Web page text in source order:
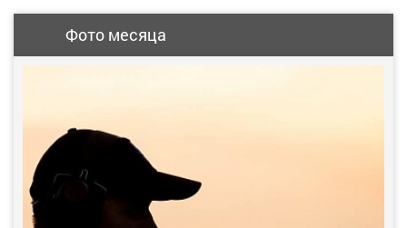
Фото месяца